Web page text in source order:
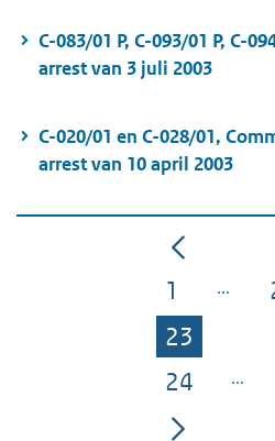
C-083/01 P, C-093/01 P, C-
arrest van 3 juli 2003
C-020/01 en C-028/01,
arrest van 10 april 2003
Pagina
1
Pagina
23
Pagina
24